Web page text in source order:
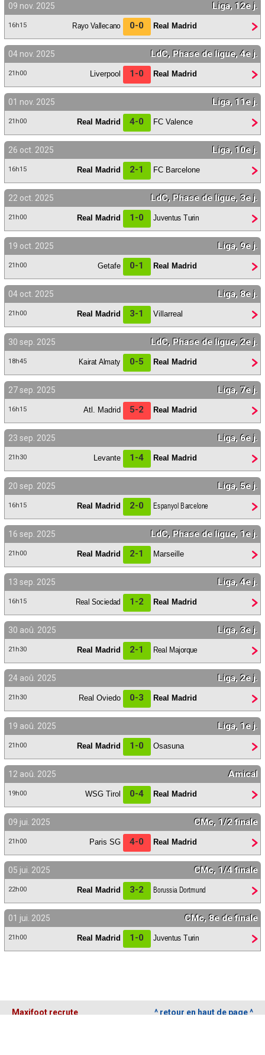
09 nov. 2025 Liga, 12e j.
16h15 Rayo Vallecano 0-0 Real Madrid
04 nov. 2025 LdC, Phase de ligue, 4e j.
21h00 Liverpool 1-0 Real Madrid
01 nov. 2025 Liga, 11e j.
21h00 Real Madrid 4-0 FC Valence
26 oct. 2025 Liga, 10e j.
16h15 Real Madrid 2-1 FC Barcelone
22 oct. 2025 LdC, Phase de ligue, 3e j.
21h00 Real Madrid 1-0 Juventus Turin
19 oct. 2025 Liga, 9e j.
21h00 Getafe 0-1 Real Madrid
04 oct. 2025 Liga, 8e j.
21h00 Real Madrid 3-1 Villarreal
30 sep. 2025 LdC, Phase de ligue, 2e j.
18h45 Kairat Almaty 0-5 Real Madrid
27 sep. 2025 Liga, 7e j.
16h15 Atl. Madrid 5-2 Real Madrid
23 sep. 2025 Liga, 6e j.
21h30 Levante 1-4 Real Madrid
20 sep. 2025 Liga, 5e j.
16h15 Real Madrid 2-0 Espanyol Barcelone
16 sep. 2025 LdC, Phase de ligue, 1e j.
21h00 Real Madrid 2-1 Marseille
13 sep. 2025 Liga, 4e j.
16h15 Real Sociedad 1-2 Real Madrid
30 aoû. 2025 Liga, 3e j.
21h30 Real Madrid 2-1 Real Majorque
24 aoû. 2025 Liga, 2e j.
21h30 Real Oviedo 0-3 Real Madrid
19 aoû. 2025 Liga, 1e j.
21h00 Real Madrid 1-0 Osasuna
12 aoû. 2025 Amical
19h00 WSG Tirol 0-4 Real Madrid
09 jui. 2025 CMc, 1/2 finale
21h00 Paris SG 4-0 Real Madrid
05 jui. 2025 CMc, 1/4 finale
22h00 Real Madrid 3-2 Borussia Dortmund
01 jui. 2025 CMc, 8e de finale
21h00 Real Madrid 1-0 Juventus Turin
Maxifoot recrute ^ retour en haut de page ^